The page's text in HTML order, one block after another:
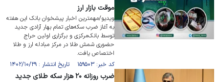
موقت بازار ارز
ویدیو/مهمترین اخبار پیشخوان بانک این هفته
به آغاز ضرب سکه‌های تمام بهار آزادی جدید
توسط بانک‌مرکزی و برگزاری اولین حراج
حضوری شمش طلا در مرکز مبادله ارز و طلا
اختصاص یافت.
کد خبر: ۱۵۹۵۰۳ تاریخ انتشار : ۱۴۰۲/۱۰/۲۹
ضرب روزانه ۲۰ هزار سکه طلای جدید